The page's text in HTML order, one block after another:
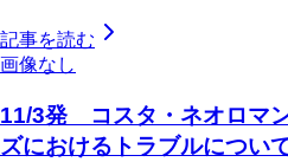
記事を読む
画像なし
11/3発 コスタ・ネオロマ
ズにおけるトラブルについ